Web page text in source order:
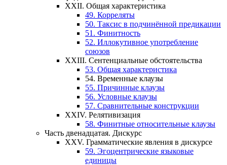
XXII. Общая характеристика
49. Корреляты
50. Таксис в подчинённой предикации
51. Финитность
52. Иллокутивное употребление
союзов
XXIII. Сентенциальные обстоятельства
53. Общая характеристика
54. Временные клаузы
55. Причинные клаузы
56. Условные клаузы
57. Сравнительные конструкции
XXIV. Релятивизация
58. Финитные относительные клаузы
Часть двенадцатая. Дискурс
XXV. Грамматические явления в дискурсе
59. Эгоцентрические языковые
единицы